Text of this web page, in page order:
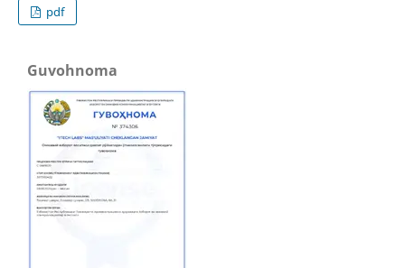
pdf
Guvohnoma